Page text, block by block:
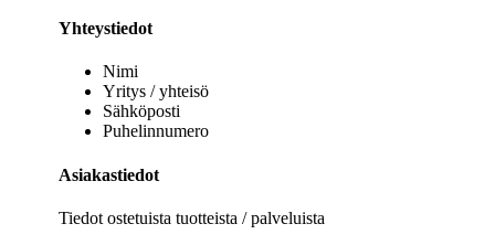
Yhteystiedot
Nimi
Yritys / yhteisö
Sähköposti
Puhelinnumero
Asiakastiedot
Tiedot ostetuista tuotteista / palveluista